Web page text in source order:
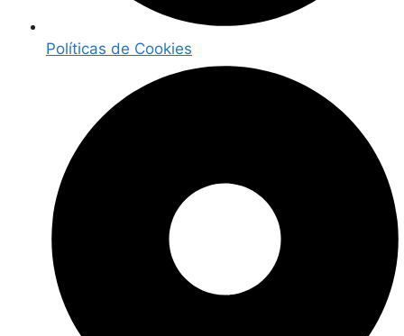
Políticas de Cookies